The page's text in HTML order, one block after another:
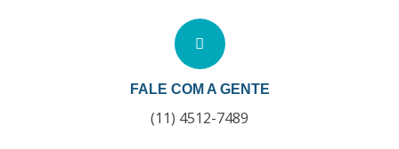
FALE COM A GENTE
(11) 4512-7489